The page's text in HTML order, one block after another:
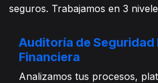
seguros. Trabajamos en 3
Auditoría de Seguridad
Financiera
Analizamos tus procesos,